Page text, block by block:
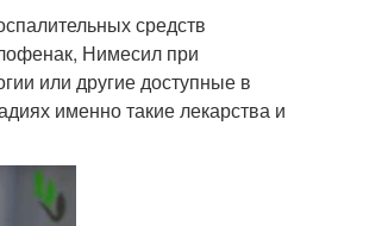
средств
Нимесил при
или другие доступные в
именно такие лекарства и